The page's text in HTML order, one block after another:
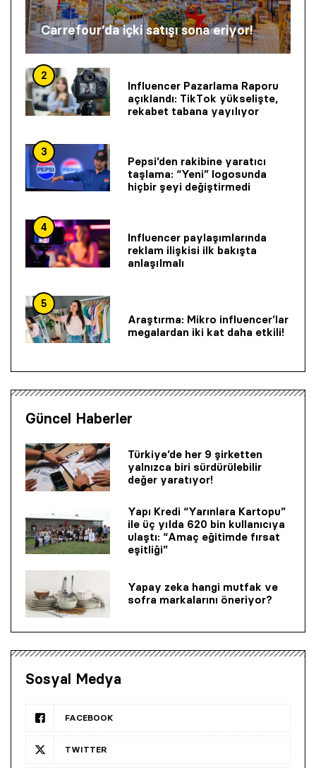
Carrefour’da içki satışı sona eriyor!
2
Influencer Pazarlama Raporu
açıklandı: TikTok yükselişte,
rekabet tabana yayılıyor
3
Pepsi’den rakibine yaratıcı
taşlama: “Yeni” logosunda
hiçbir şeyi değiştirmedi
4
Influencer paylaşımlarında
reklam ilişkisi ilk bakışta
anlaşılmalı
5
Araştırma: Mikro influencer’lar
megalardan iki kat daha etkili!
Güncel Haberler
Türkiye’de her 9 şirketten
yalnızca biri sürdürülebilir
değer yaratıyor!
Yapı Kredi “Yarınlara Kartopu”
ile üç yılda 620 bin kullanıcıya
ulaştı: “Amaç eğitimde fırsat
eşitliği”
Yapay zeka hangi mutfak ve
sofra markalarını öneriyor?
Sosyal Medya
FACEBOOK
TWITTER